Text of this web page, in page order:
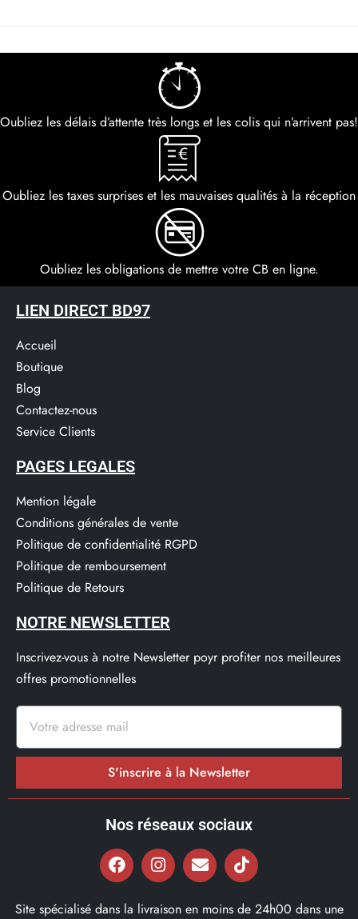
Oubliez les délais d’attente très longs et les colis qui n’arrivent pas!
Oubliez les taxes surprises et les mauvaises qualités à la réception
Oubliez les obligations de mettre votre CB en ligne.
LIEN DIRECT BD97
Accueil
Boutique
Blog
Contactez-nous
Service Clients​
PAGES LEGALES
Mention légale
Conditions générales de vente
Politique de confidentialité RGPD
Politique de remboursement
Politique de Retours
NOTRE NEWSLETTER
Inscrivez-vous à notre Newsletter poyr profiter nos meilleures
offres promotionnelles
S'inscrire à la Newsletter
Nos réseaux sociaux
Site spécialisé dans la livraison en moins de 24h00 dans une